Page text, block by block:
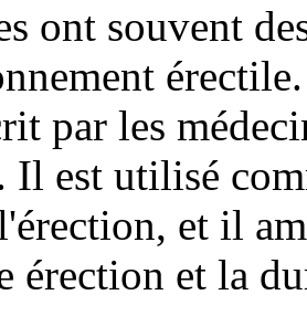
ont souvent
par les
Il est utilisé
et il
érection et la